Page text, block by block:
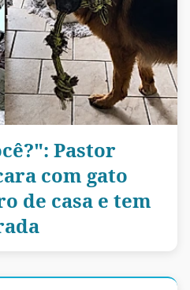
Pastor
com gato
de casa e tem